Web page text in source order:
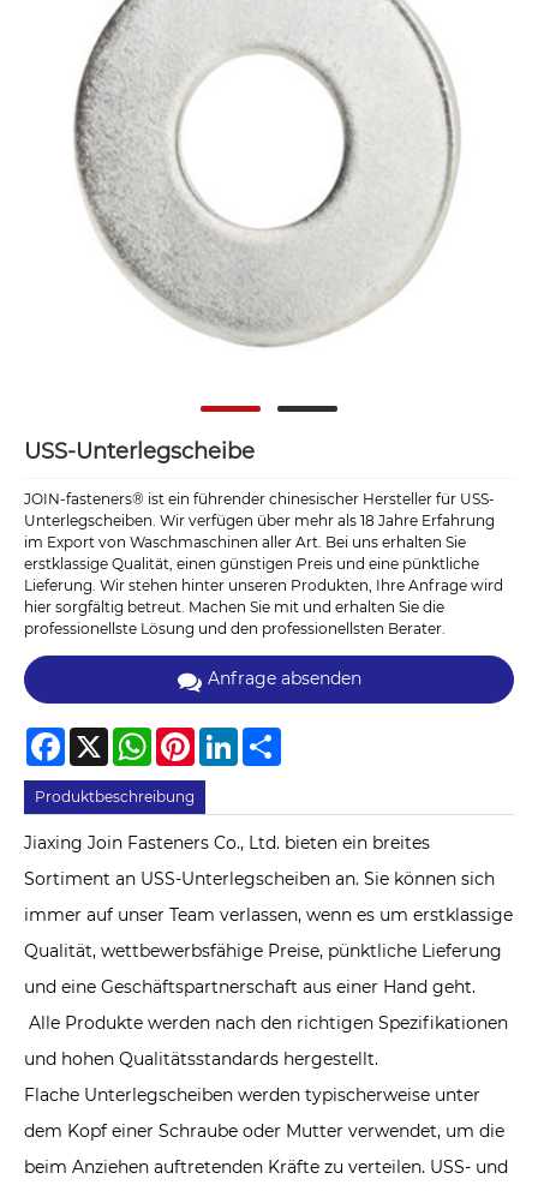
USS-Unterlegscheibe
JOIN-fasteners® ist ein führender chinesischer Hersteller für USS-
Unterlegscheiben. Wir verfügen über mehr als 18 Jahre Erfahrung
im Export von Waschmaschinen aller Art. Bei uns erhalten Sie
erstklassige Qualität, einen günstigen Preis und eine pünktliche
Lieferung. Wir stehen hinter unseren Produkten, Ihre Anfrage wird
hier sorgfältig betreut. Machen Sie mit und erhalten Sie die
professionellste Lösung und den professionellsten Berater.
Anfrage absenden
Facebook
X WhatsAppPinterestLinkedIn
Produktbeschreibung
Jiaxing Join Fasteners Co., Ltd. bieten ein breites
Sortiment an USS-Unterlegscheiben an. Sie können sich
immer auf unser Team verlassen, wenn es um erstklassige
Qualität, wettbewerbsfähige Preise, pünktliche Lieferung
und eine Geschäftspartnerschaft aus einer Hand geht.
Alle Produkte werden nach den richtigen Spezifikationen
und hohen Qualitätsstandards hergestellt.
Flache Unterlegscheiben werden typischerweise unter
dem Kopf einer Schraube oder Mutter verwendet, um die
beim Anziehen auftretenden Kräfte zu verteilen. USS- und